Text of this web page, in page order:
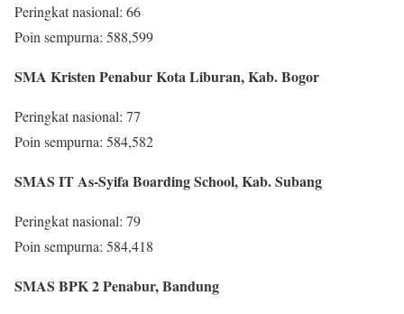
Peringkat nasional: 66
Poin sempurna: 588,599
SMA Kristen Penabur Kota Liburan, Kab. Bogor
Peringkat nasional: 77
Poin sempurna: 584,582
SMAS IT As-Syifa Boarding School, Kab. Subang
Peringkat nasional: 79
Poin sempurna: 584,418
SMAS BPK 2 Penabur, Bandung